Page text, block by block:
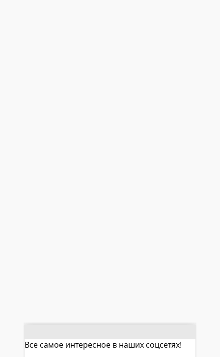
Все самое интересное в наших соцсетях!